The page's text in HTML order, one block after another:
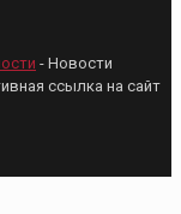
- Новости
ссылка на сайт